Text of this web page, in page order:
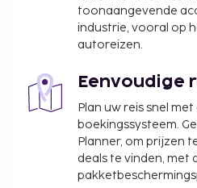
toonaangevende
industrie, vooral op
autoreizen.
Eenvoudige
Plan uw reis snel
boekingssysteem.
Planner, om prijzen
deals te vinden, met